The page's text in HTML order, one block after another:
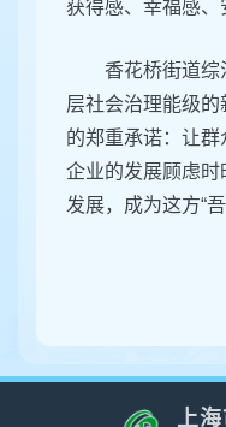
获得感、幸福感、
香花桥街道
层社会治理能级
的郑重承诺：让
企业的发展顾虑
发展，成为这方“
上